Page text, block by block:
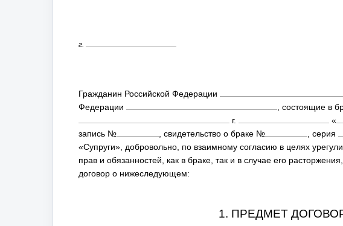
г.
Гражданин Российской Федерации
Федерации
, состоящие в
г.
«
запись №
, свидетельство о браке № , серия
«Супруги», добровольно, по взаимному согласию в целях
прав и обязанностей, как в браке, так и в случае его
договор о нижеследующем:
1. ПРЕДМЕТ